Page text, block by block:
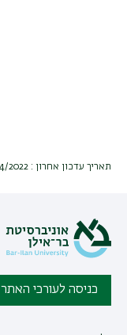
תאריך עדכון אחרון : 28/04/2022
כניסה לעורכי האתר